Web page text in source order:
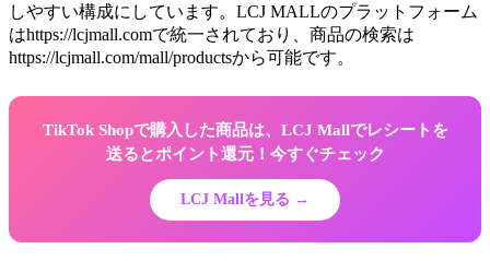
しやすい構成にしています。LCJ MALLのプラットフォーム
はhttps://lcjmall.comで統一されており、商品の検索は
https://lcjmall.com/mall/productsから可能です。
TikTok Shopで購入した商品は、LCJ Mallでレシートを
送るとポイント還元！今すぐチェック
LCJ Mallを見る →